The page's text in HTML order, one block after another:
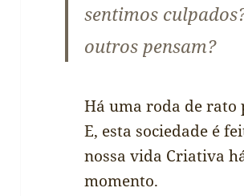
sentimos
outros pensam?
Há uma roda de rato
E, esta sociedade é
nossa vida Criativa
momento.